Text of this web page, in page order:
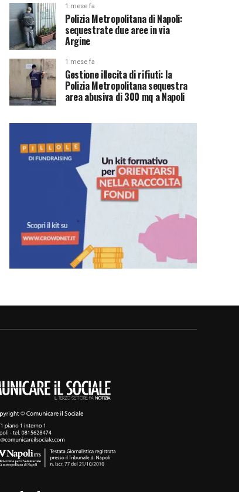
1 mese fa
Polizia Metropolitana di Napoli:
sequestrate due aree in via
Argine
1 mese fa
Gestione illecita di rifiuti: la
Polizia Metropolitana sequestra
area abusiva di 300 mq a Napoli